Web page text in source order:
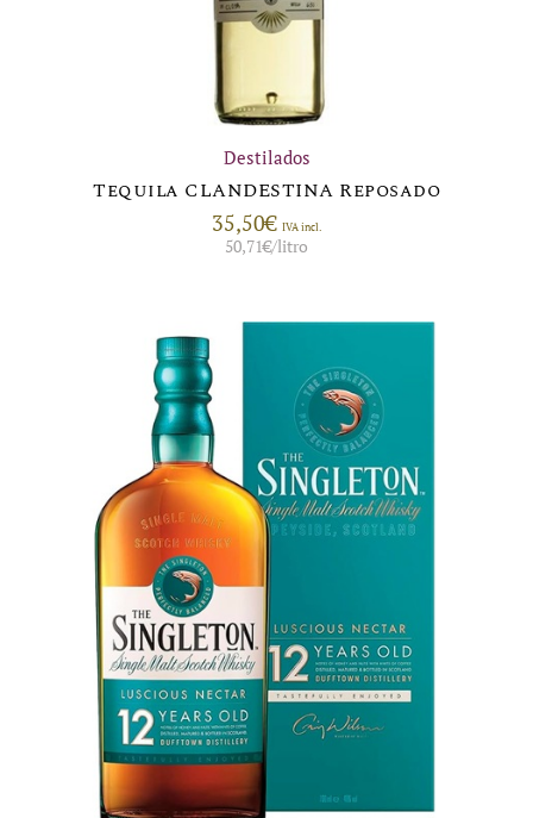
Destilados
Tequila CLANDESTINA Reposado
35,50€ IVA incl.
50,71€/litro